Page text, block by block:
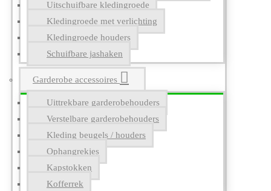
Uitschuifbare kledingroede
Kledingroede met verlichting
Kledingroede houders
Schuifbare jashaken
Garderobe accessoires
Uittrekbare garderobehouders
Verstelbare garderobehouders
Kleding beugels / houders
Ophangrekjes
Kapstokken
Kofferrek